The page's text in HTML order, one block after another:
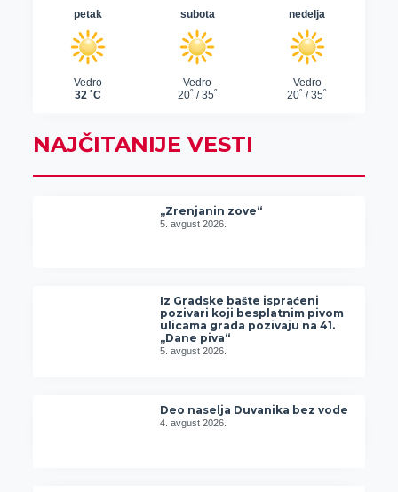
NAJČITANIJE VESTI
„Zrenjanin zove“
5. avgust 2026.
Iz Gradske bašte ispraćeni
pozivari koji besplatnim pivom
ulicama grada pozivaju na 41.
„Dane piva“
5. avgust 2026.
Deo naselja Duvanika bez vode
4. avgust 2026.